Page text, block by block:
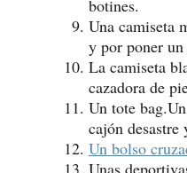
botines.
Una camiseta
y por poner
La camiseta
cazadora de
Un tote
cajón
Un bolso
Unas